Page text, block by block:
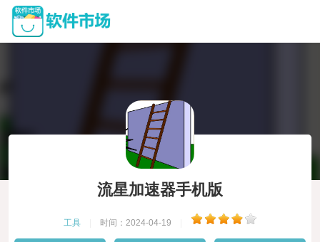
流星加速器手机版
工具 时间：2024-04-19